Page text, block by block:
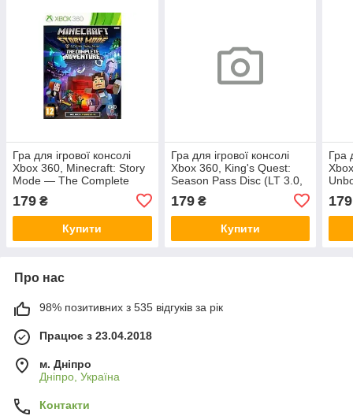
Гра для ігрової консолі
Xbox 360, Minecraft: Story
Mode — The Complete
Adventure (LT 3.0, LT 2.0)
179 ₴
Купити
Гра для ігрової консолі
Xbox 360, King's Quest:
Season Pass Disc (LT 3.0,
179₴
Купити
Гра
179
Про нас
98% позитивних з 535 відгуків за рік
Працює з 23.04.2018
м. Дніпро
Дніпро, Україна
Контакти